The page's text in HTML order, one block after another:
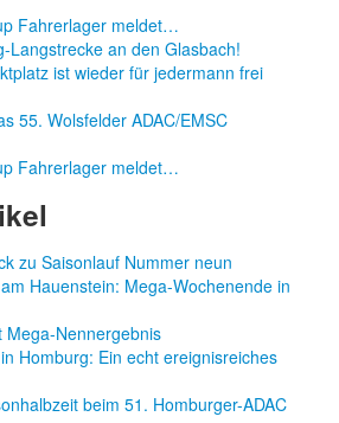
Fahrerlager meldet…
Langstrecke an den Glasbach!
ist wieder für jedermann frei
55. Wolsfelder ADAC/EMSC
Fahrerlager meldet…
zu Saisonlauf Nummer neun
Hauenstein: Mega-Wochenende in
Mega-Nennergebnis
Homburg: Ein echt ereignisreiches
beim 51. Homburger-ADAC